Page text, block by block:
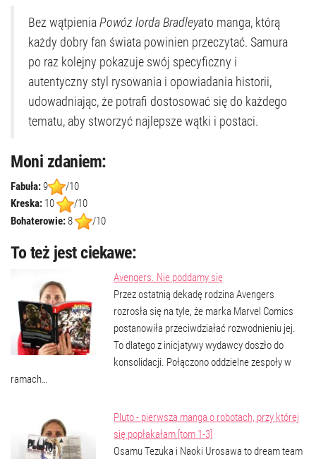
Bez wątpienia Powóz lorda Bradleyato manga, którą
każdy dobry fan świata powinien przeczytać. Samura
po raz kolejny pokazuje swój specyficzny i
autentyczny styl rysowania i opowiadania historii,
udowadniając, że potrafi dostosować się do każdego
tematu, aby stworzyć najlepsze wątki i postaci.
Moni zdaniem:
Fabuła:9
/10
Kreska: 10
/10
Bohaterowie:8 /10
To też jest ciekawe:
Avengers. Nie poddamy się
Przez ostatnią dekadę rodzina Avengers
rozrosła się na tyle, że marka Marvel Comics
postanowiła przeciwdziałać rozwodnieniu jej.
To dlatego z inicjatywy wydawcy doszło do
konsolidacji. Połączono oddzielne zespoły w
ramach…
Pluto - pierwsza manga o robotach, przy której
się popłakałam [tom 1-3]
Osamu Tezuka i Naoki Urosawa to dream team